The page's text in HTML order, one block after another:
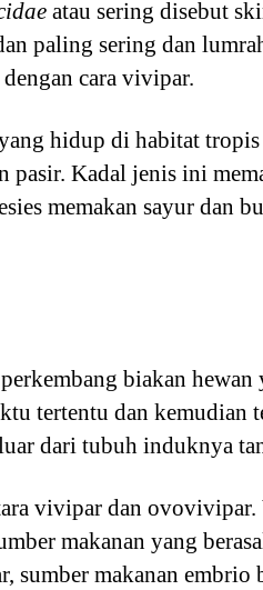
atau sering disebut
paling sering dan
cara vivipar.
hidup di habitat
pasir. Kadal jenis ini
memakan sayur dan
biakan
tertentu dan
dari tubuh induknya
vivipar dan
makanan yang
sumber makanan embrio